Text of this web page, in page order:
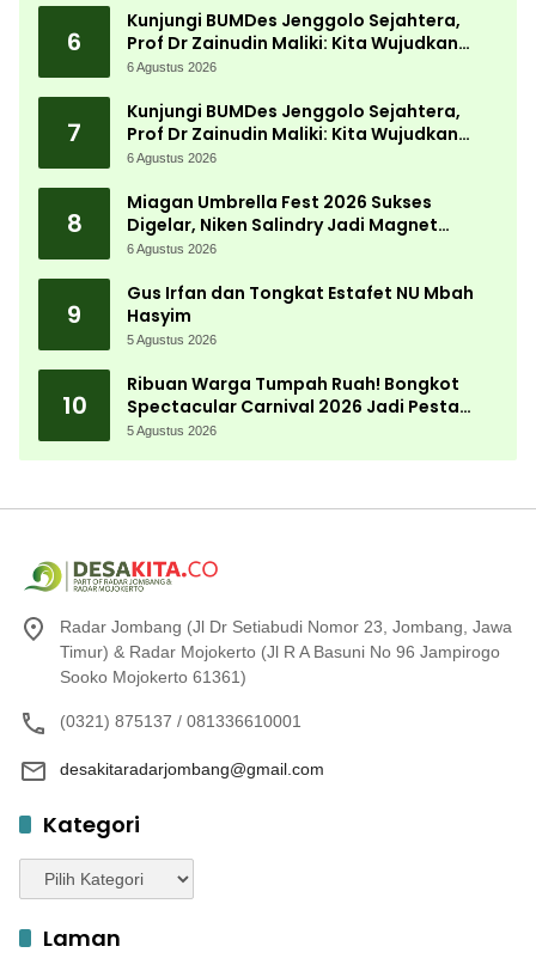
6
Kunjungi BUMDes Jenggolo Sejahtera,
Prof Dr Zainudin Maliki: Kita Wujudkan
Kemandirian Ekonomi dengan Potensi
6 Agustus 2026
7
Kunjungi BUMDes Jenggolo Sejahtera,
Prof Dr Zainudin Maliki: Kita Wujudkan
Kemandirian Ekonomi dengan Potensi
6 Agustus 2026
8
Miagan Umbrella Fest 2026 Sukses
Digelar, Niken Salindry Jadi Magnet
Ribuan Pengunjung
6 Agustus 2026
9
Gus Irfan dan Tongkat Estafet NU Mbah
Hasyim
5 Agustus 2026
10
Ribuan Warga Tumpah Ruah! Bongkot
Spectacular Carnival 2026 Jadi Pesta
Kemerdekaan Terbesar di Peterongan
5 Agustus 2026
Radar Jombang (Jl Dr Setiabudi Nomor 23, Jombang, Jawa
Timur) & Radar Mojokerto (Jl R A Basuni No 96 Jampirogo
Sooko Mojokerto 61361)
(0321) 875137 / 081336610001
desakitaradarjombang@gmail.com
Kategori
Kategori
Laman